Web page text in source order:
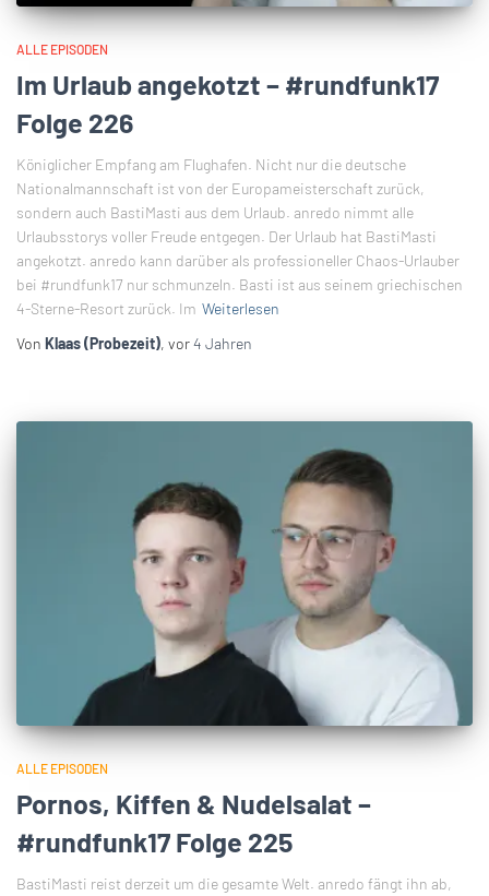
ALLE EPISODEN
Im Urlaub angekotzt – #rundfunk17
Folge 226
Königlicher Empfang am Flughafen. Nicht nur die deutsche
Nationalmannschaft ist von der Europameisterschaft zurück,
sondern auch BastiMasti aus dem Urlaub. anredo nimmt alle
Urlaubsstorys voller Freude entgegen. Der Urlaub hat BastiMasti
angekotzt. anredo kann darüber als professioneller Chaos-Urlauber
bei #rundfunk17 nur schmunzeln. Basti ist aus seinem griechischen
4-Sterne-Resort zurück. Im Weiterlesen
Von Klaas (Probezeit), vor4 Jahren
ALLE EPISODEN
Pornos, Kiffen & Nudelsalat –
#rundfunk17 Folge 225
BastiMasti reist derzeit um die gesamte Welt. anredo fängt ihn ab,